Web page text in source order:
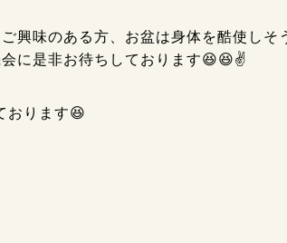
興味のある方、お盆は身体を酷使しそ
に是非お待ちしております😆😆✌️
おります😆